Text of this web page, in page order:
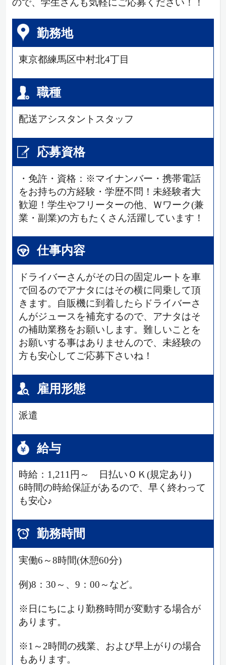
勤務地
東京都練馬区中村北4丁目
職種
配送アシスタントスタッフ
応募資格
・免許・資格：※マイナンバー・携帯電話
をお持ちの方経験・学歴不問！未経験者大
歓迎！学生やフリーターの他、Ｗワーク(兼
業・副業)の方もたくさん活躍しています！
仕事内容
ドライバーさんがその日の固定ルートを車
で回るのでアナタにはその横に同乗して頂
きます。自販機に到着したらドライバーさ
んがジュースを補充するので、アナタはそ
の補助業務をお願いします。難しいことを
お願いする事はありませんので、未経験の
方も安心してご応募下さいね！
雇用形態
派遣
給与
時給：1,211円～ 日払いＯＫ(規定あり)
6時間の時給保証があるので、早く終わって
も安心♪
勤務時間
実働6～8時間(休憩60分)
例)8：30～、9：00～など。
※日にちにより勤務時間が変動する場合が
あります。
※1～2時間の残業、および早上がりの場合
もあります。